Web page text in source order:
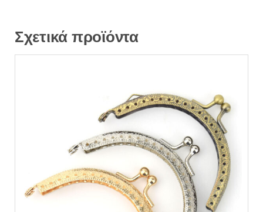
Σχετικά προϊόντα